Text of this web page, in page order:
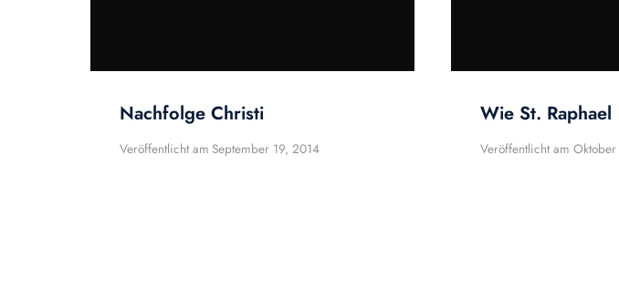
Nachfolge Christi
Veröffentlicht am September 19, 2014
Wie St. Raphael
Veröffentlicht am